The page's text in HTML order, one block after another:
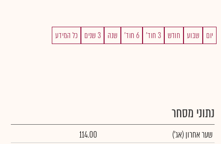
יום שבוע חודש 3 חוד' 6 חוד' שנה 3 שנים כל המידע
נתוני מסחר
שער אחרון (אג')
114.00